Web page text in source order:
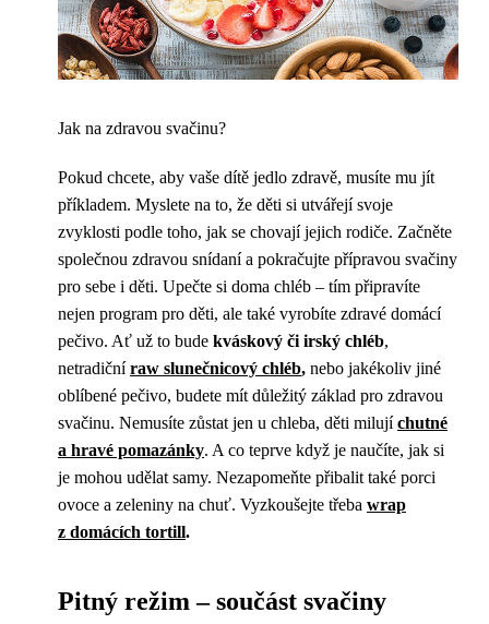
Jak na zdravou svačinu?
Pokud chcete, aby vaše dítě jedlo zdravě, musíte mu jít
příkladem. Myslete na to, že děti si utvářejí svoje
zvyklosti podle toho, jak se chovají jejich rodiče. Začněte
společnou zdravou snídaní a pokračujte přípravou svačiny
pro sebe i děti. Upečte si doma chléb – tím připravíte
nejen program pro děti, ale také vyrobíte zdravé domácí
pečivo. Ať už to bude kváskový či irský chléb,
netradičníraw slunečnicový chléb, nebo jakékoliv jiné
oblíbené pečivo, budete mít důležitý základ pro zdravou
svačinu. Nemusíte zůstat jen u chleba, děti milujíchutné
a hravé pomazánky. A co teprve když je naučíte, jak si
je mohou udělat samy. Nezapomeňte přibalit také porci
ovoce a zeleniny na chuť. Vyzkoušejte třeba wrap
z domácích tortill.
Pitný režim – součást svačiny